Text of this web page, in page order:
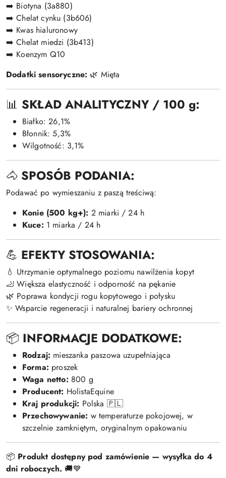
➡️ Biotyna (3a880)
➡️ Chelat cynku (3b606)
➡️ Kwas hialuronowy
➡️ Chelat miedzi (3b413)
➡️ Koenzym Q10
Dodatki sensoryczne: 🌿 Mięta
📊 SKŁAD ANALITYCZNY / 100 g:
Białko: 26,1%
Błonnik: 5,3%
Wilgotność: 3,1%
🐴 SPOSÓB PODANIA:
Podawać po wymieszaniu z paszą treściwą:
Konie (500 kg+): 2 miarki / 24 h
Kuce: 1 miarka / 24 h
💪 EFEKTY STOSOWANIA:
💧 Utrzymanie optymalnego poziomu nawilżenia kopyt
🦶 Większa elastyczność i odporność na pękanie
🌿 Poprawa kondycji rogu kopytowego i połysku
✨ Wsparcie regeneracji i naturalnej bariery ochronnej
📦 INFORMACJE DODATKOWE:
Rodzaj: mieszanka paszowa uzupełniająca
Forma: proszek
Waga netto: 800 g
Producent: HolistaEquine
Kraj produkcji: Polska 🇵🇱
Przechowywanie: w temperaturze pokojowej, w
szczelnie zamkniętym, oryginalnym opakowaniu
📦 Produkt dostępny pod zamówienie — wysyłka do 4
dni roboczych. 🚚💙